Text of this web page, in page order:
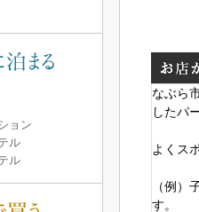
ョン
ル
ル
なぶら
したパ
よくス
（例）
す。